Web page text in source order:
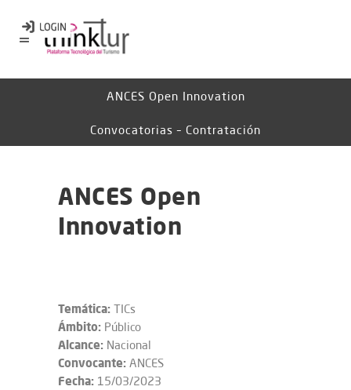
ANCES Open Innovation
Convocatorias – Contratación
ANCES Open
Innovation
Temática: TICs
Ámbito: Público
Alcance: Nacional
Convocante: ANCES
Fecha: 15/03/2023